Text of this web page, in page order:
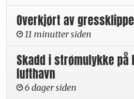
Overkjørt av
11 minutter siden
Skadd i strømulykke på
lufthavn
6 dager siden